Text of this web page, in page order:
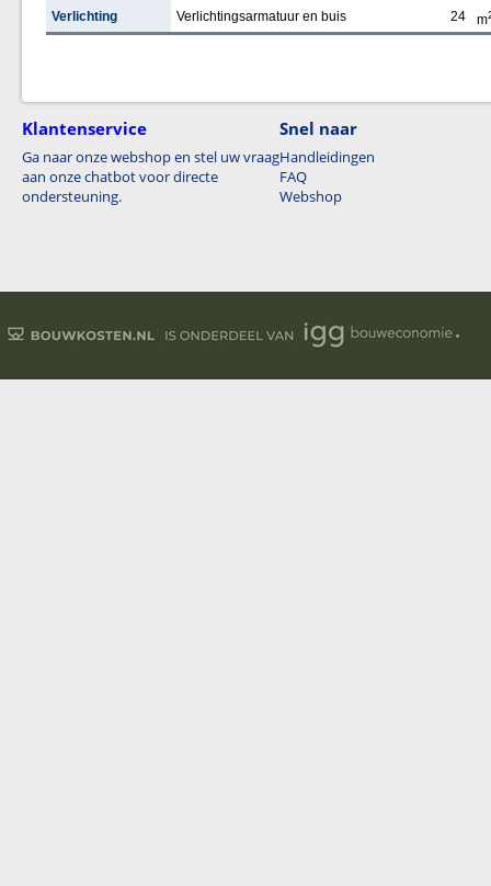
Verlichting Verlichtingsarmatuur en buis 24 m
Klantenservice
Ga naar onze webshop en stel uw vraag
aan onze chatbot voor directe
ondersteuning.
Snel naar
Handleidingen
FAQ
Webshop